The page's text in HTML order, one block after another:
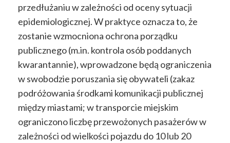
przedłużaniu w zależności od oceny sytuacji
epidemiologicznej. W praktyce oznacza to, że
zostanie wzmocniona ochrona porządku
publicznego (m.in. kontrola osób poddanych
kwarantannie), wprowadzone będą ograniczenia
w swobodzie poruszania się obywateli (zakaz
podróżowania środkami komunikacji publicznej
między miastami; w transporcie miejskim
ograniczono liczbę przewożonych pasażerów w
zależności od wielkości pojazdu do 10 lub 20